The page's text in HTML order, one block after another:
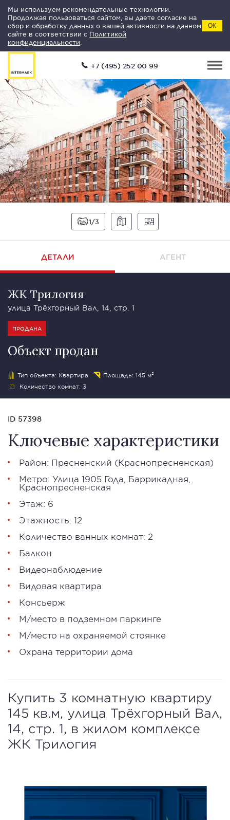
Мы используем рекомендательные технологии.
Продолжая пользоваться сайтом, вы даете согласие на
сбор и обработку данных о вашей активности на данном
сайте в соответствии с Политикой
конфиденциальности
ОК
+7 (495) 252 00 99
1 3
ДЕТАЛИ АГЕНТ
ЖК Трилогия
улица Трёхгорный Вал, 14, стр. 1
ПРОДАНА
Объект продан
Тип объекта: Квартира
Площадь: 145 м²
Количество комнат: 3
ID 57398
Ключевые характеристики
Район: Пресненский (Краснопресненская)
Метро: Улица 1905 Года Баррикадная
Краснопресненская
Этаж: 6
Этажность: 12
Количество ванных комнат: 2
Балкон
Видеонаблюдение
Видовая квартира
Консьерж
М/место в подземном паркинге
М/место на охраняемой стоянке
Охрана территории дома
Купить 3 комнатную квартиру
145 кв.м, улица Трёхгорный Вал,
14, стр. 1, в жилом комплексе
ЖК Трилогия